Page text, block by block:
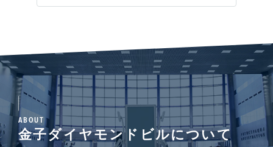
ABOUT
金子ダイヤモンドビルについて